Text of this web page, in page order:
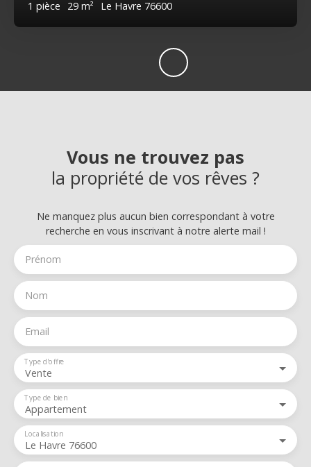
1 pièce 29 m² Le Havre 76600
Vous ne trouvez pas
la propriété de vos rêves ?
Ne manquez plus aucun bien correspondant à votre
recherche en vous inscrivant à notre alerte mail !
Prénom
Nom
Email
Vente
Type d'offre
Appartement
Type de bien
Le Havre 76600
Localisation